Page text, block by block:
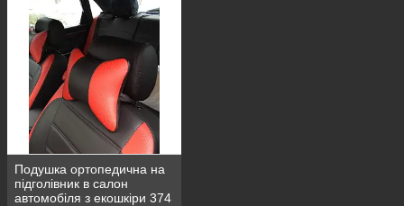
Подушка ортопедична на
підголівник в салон
автомобіля з екошкіри 374